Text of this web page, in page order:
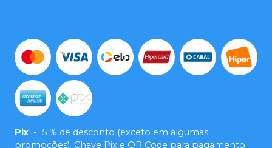
Pix - 5 % de desconto (exceto em algumas
promoções). Chave Pix e QR Code para pagamento